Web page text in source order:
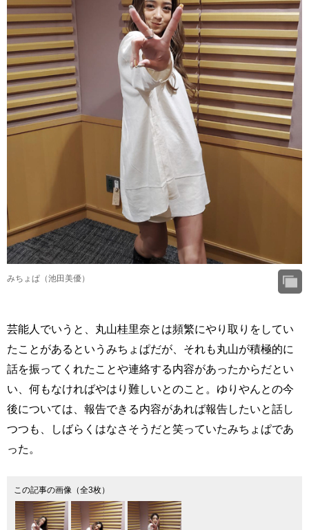
みちょぱ（池田美優）
芸能人でいうと、丸山桂里奈とは頻繁にやり取りをしてい
たことがあるというみちょぱだが、それも丸山が積極的に
話を振ってくれたことや連絡する内容があったからだとい
い、何もなければやはり難しいとのこと。ゆりやんとの今
後については、報告できる内容があれば報告したいと話し
つつも、しばらくはなさそうだと笑っていたみちょぱであ
った。
この記事の画像（全3枚）